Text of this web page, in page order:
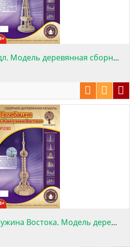
Башня Спейс-Нидл. Модель деревянная сборная.
Телебашня Жемчужина Востока. Модель дерев...